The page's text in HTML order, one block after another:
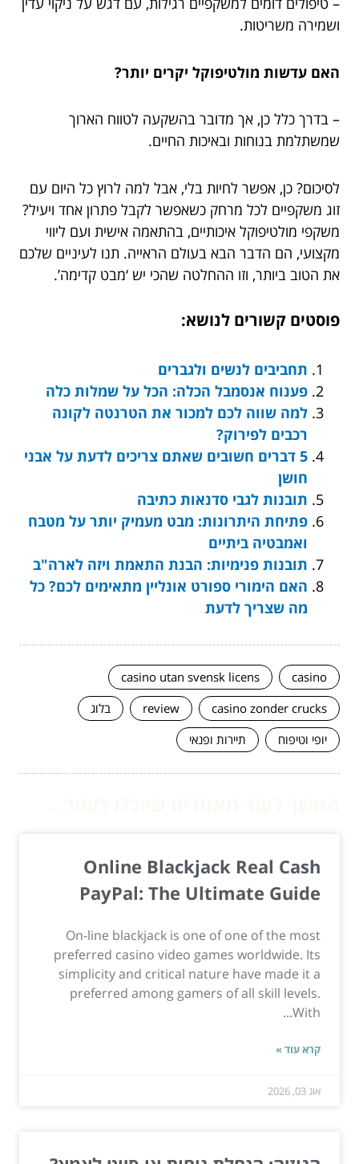
ושמירה משריטות.
האם עדשות מולטיפוקל יקרים יותר?
– בדרך כלל כן, אך מדובר בהשקעה לטווח הארוך
שמשתלמת בנוחות ובאיכות החיים.
לסיכום? כן, אפשר לחיות בלי, אבל למה לרוץ כל היום עם
זוג משקפיים לכל מרחק כשאפשר לקבל פתרון אחד ויעיל?
משקפי מולטיפוקל איכותיים, בהתאמה אישית ועם ליווי
מקצועי, הם הדבר הבא בעולם הראייה. תנו לעיניים שלכם
את הטוב ביותר, וזו ההחלטה שהכי יש ‘מבט קדימה’.
פוסטים קשורים לנושא:
תחביבים לנשים ולגברים
פענוח אנסמבל הכלה: הכל על שמלות כלה
למה שווה לכם למכור את הטרנטה לקונה
רכבים לפירוק?
5 דברים חשובים שאתם צריכים לדעת על אבני
חושן
תובנות לגבי סדנאות כתיבה
פתיחת היתרונות: מבט מעמיק יותר על מטבח
ואמבטיה ביתיים
תובנות פנימיות: הבנת התאמת ויזה לארה"ב
האם הימורי ספורט אונליין מתאימים לכם? כל
מה שצריך לדעת
casino
casino utan svensk licens
casino zonder crucks
review
בלוג
יופי וטיפוח
תיירות ופנאי
Online Blackjack Real Cash
PayPal: The Ultimate Guide
On-line blackjack is one of one of the most
preferred casino video games worldwide. Its
simplicity and critical nature have made it a
preferred among gamers of all skill levels.
With...
קרא עוד »
אוג 03, 2026